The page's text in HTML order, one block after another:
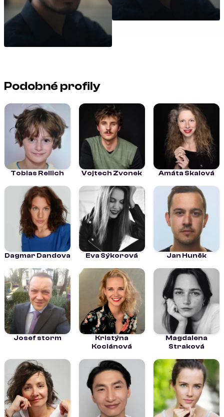
Podobné profily
Tobias Rellich Vojtech Zvonek Amáta Skalová
Dagmar Dandova Eva Sýkorová Jan Huněk
Josef storm
Kristýna
Kociánová
Magdalena
Straková